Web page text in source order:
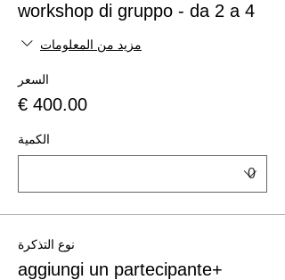
workshop di gruppo - da 2 a 4
مزيد من المعلومات
السعر
الكمية
نوع التذكرة
+aggiungi un partecipante